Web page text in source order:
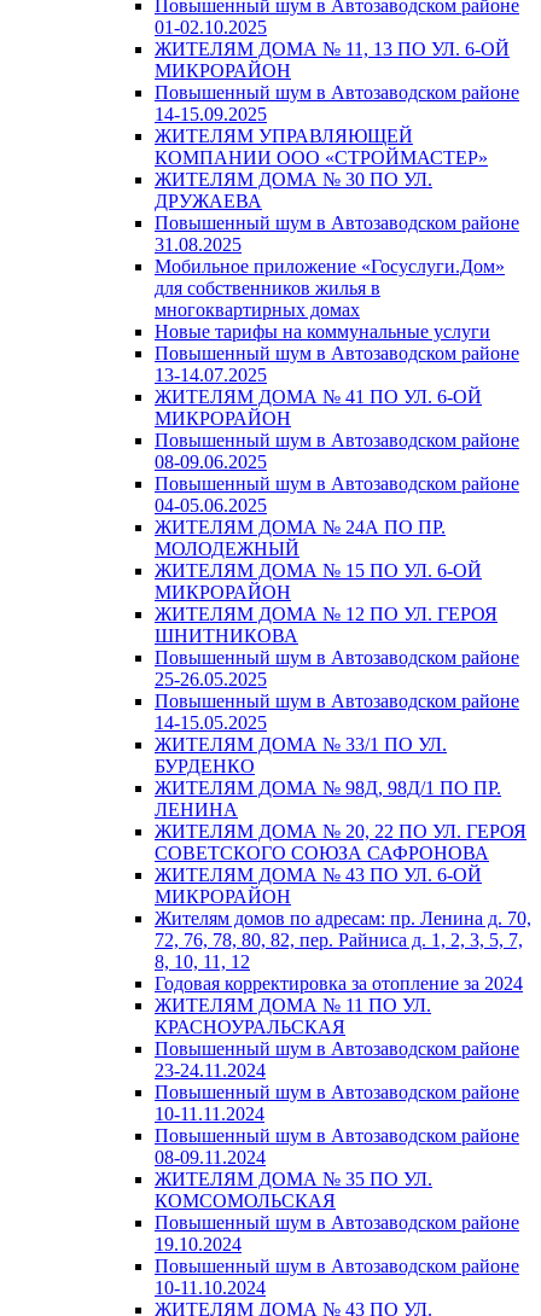
Повышенный шум в Автозаводском районе
01-02.10.2025
ЖИТЕЛЯМ ДОМА № 11, 13 ПО УЛ. 6-ОЙ
МИКРОРАЙОН
Повышенный шум в Автозаводском районе
14-15.09.2025
ЖИТЕЛЯМ УПРАВЛЯЮЩЕЙ
КОМПАНИИ ООО «СТРОЙМАСТЕР»
ЖИТЕЛЯМ ДОМА № 30 ПО УЛ.
ДРУЖАЕВА
Повышенный шум в Автозаводском районе
31.08.2025
Мобильное приложение «Госуслуги.Дом»
для собственников жилья в
многоквартирных домах
Новые тарифы на коммунальные услуги
Повышенный шум в Автозаводском районе
13-14.07.2025
ЖИТЕЛЯМ ДОМА № 41 ПО УЛ. 6-ОЙ
МИКРОРАЙОН
Повышенный шум в Автозаводском районе
08-09.06.2025
Повышенный шум в Автозаводском районе
04-05.06.2025
ЖИТЕЛЯМ ДОМА № 24А ПО ПР.
МОЛОДЕЖНЫЙ
ЖИТЕЛЯМ ДОМА № 15 ПО УЛ. 6-ОЙ
МИКРОРАЙОН
ЖИТЕЛЯМ ДОМА № 12 ПО УЛ. ГЕРОЯ
ШНИТНИКОВА
Повышенный шум в Автозаводском районе
25-26.05.2025
Повышенный шум в Автозаводском районе
14-15.05.2025
ЖИТЕЛЯМ ДОМА № 33/1 ПО УЛ.
БУРДЕНКО
ЖИТЕЛЯМ ДОМА № 98Д, 98Д/1 ПО ПР.
ЛЕНИНА
ЖИТЕЛЯМ ДОМА № 20, 22 ПО УЛ. ГЕРОЯ
СОВЕТСКОГО СОЮЗА САФРОНОВА
ЖИТЕЛЯМ ДОМА № 43 ПО УЛ. 6-ОЙ
МИКРОРАЙОН
Жителям домов по адресам: пр. Ленина д. 70,
72, 76, 78, 80, 82, пер. Райниса д. 1, 2, 3, 5, 7,
8, 10, 11, 12
Годовая корректировка за отопление за 2024
ЖИТЕЛЯМ ДОМА № 11 ПО УЛ.
КРАСНОУРАЛЬСКАЯ
Повышенный шум в Автозаводском районе
23-24.11.2024
Повышенный шум в Автозаводском районе
10-11.11.2024
Повышенный шум в Автозаводском районе
08-09.11.2024
ЖИТЕЛЯМ ДОМА № 35 ПО УЛ.
КОМСОМОЛЬСКАЯ
Повышенный шум в Автозаводском районе
19.10.2024
Повышенный шум в Автозаводском районе
10-11.10.2024
ЖИТЕЛЯМ ДОМА № 43 ПО УЛ.